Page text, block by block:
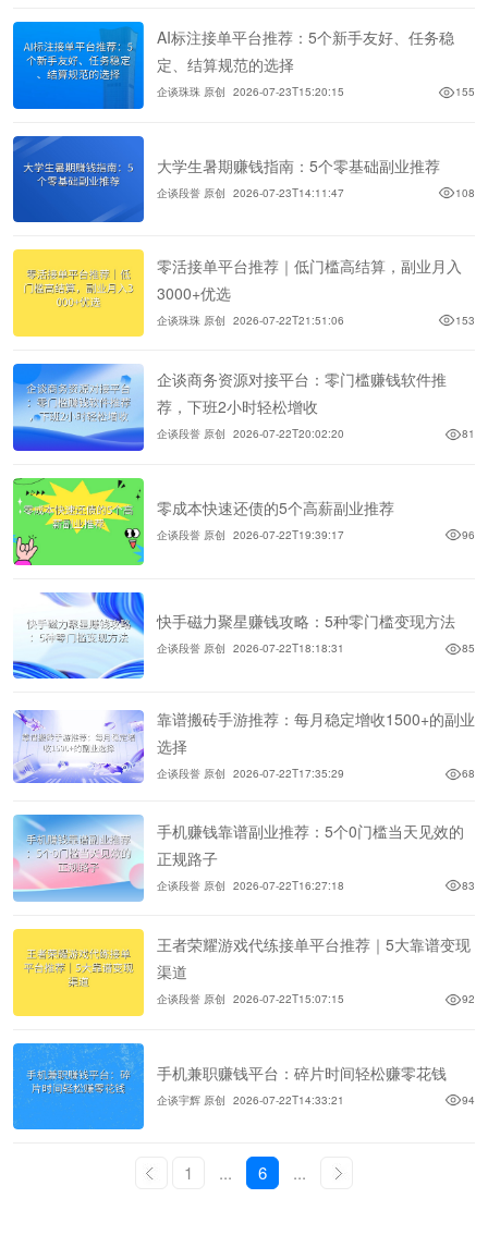
AI标注接单平台推荐：5个新手友好、任务稳
定、结算规范的选择
企谈珠珠 原创 2026-07-23T15:20:15 155
大学生暑期赚钱指南：5个零基础副业推荐
企谈段誉 原创 2026-07-23T14:11:47 108
零活接单平台推荐｜低门槛高结算，副业月入
3000+优选
企谈珠珠 原创 2026-07-22T21:51:06 153
企谈商务资源对接平台：零门槛赚钱软件推
荐，下班2小时轻松增收
企谈段誉 原创 2026-07-22T20:02:20 81
零成本快速还债的5个高薪副业推荐
企谈段誉 原创 2026-07-22T19:39:17 96
快手磁力聚星赚钱攻略：5种零门槛变现方法
企谈段誉 原创 2026-07-22T18:18:31 85
靠谱搬砖手游推荐：每月稳定增收1500+的副业
选择
企谈段誉 原创 2026-07-22T17:35:29 68
手机赚钱靠谱副业推荐：5个0门槛当天见效的
正规路子
企谈段誉 原创 2026-07-22T16:27:18 83
王者荣耀游戏代练接单平台推荐｜5大靠谱变现
渠道
企谈段誉 原创 2026-07-22T15:07:15 92
手机兼职赚钱平台：碎片时间轻松赚零花钱
企谈宇辉 原创 2026-07-22T14:33:21 94
1 ... 6 ...